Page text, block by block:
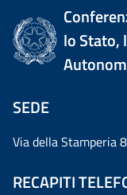
lo Stato,
SEDE
Via della Stamperia
RECAPITI